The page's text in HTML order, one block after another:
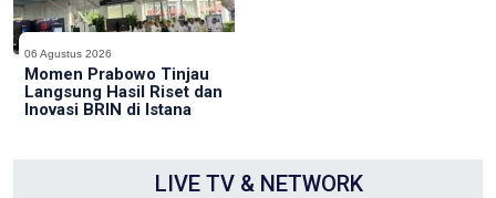
06 Agustus 2026
Momen Prabowo Tinjau
Langsung Hasil Riset dan
Inovasi BRIN di Istana
LIVE TV & NETWORK